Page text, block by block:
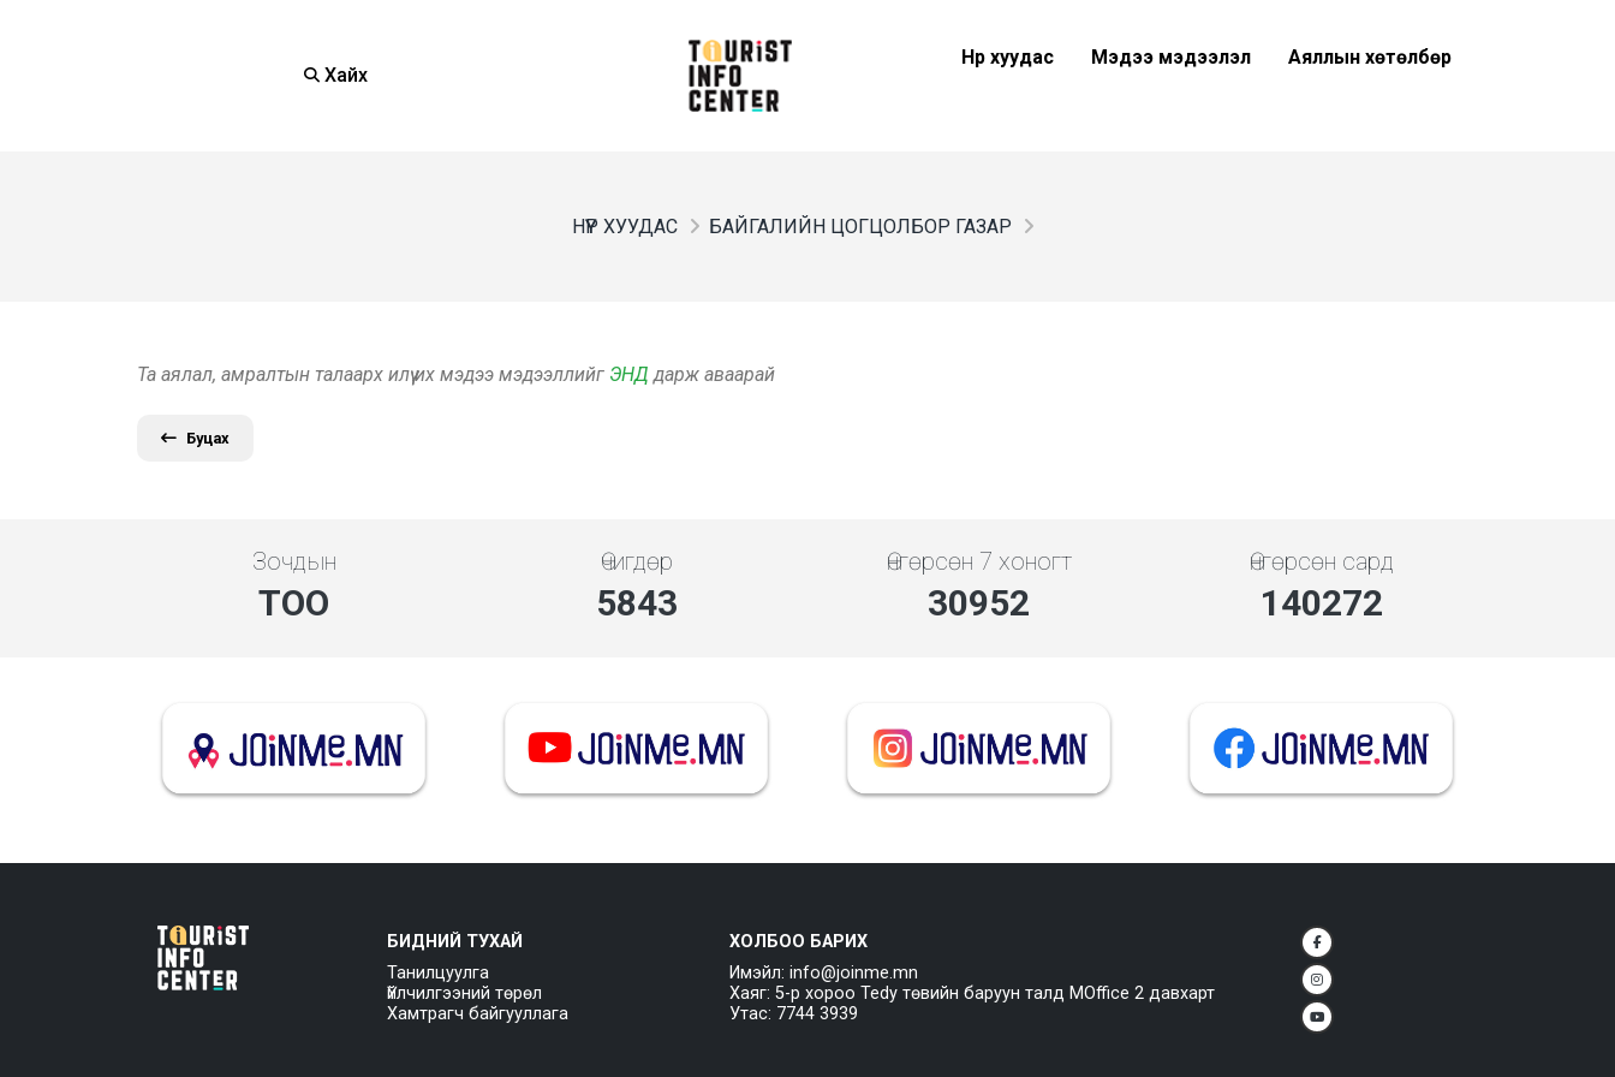
Хайх
Нүүр хуудас Мэдээ мэдээлэл Аяллын хөтөлбөр
НҮҮР ХУУДАС БАЙГАЛИЙН ЦОГЦОЛБОР ГАЗАР
Та аялал, амралтын талаарх илүү их мэдээ мэдээллийг ЭНД дарж аваарай
Буцах
Зочдын
ТОО
Өчигдөр
5843
Өнгөрсөн 7 хоногт
30952
Өнгөрсөн сард
140272
БИДНИЙ ТУХАЙ
Танилцуулга
Үйлчилгээний төрөл
Хамтрагч байгууллага
ХОЛБОО БАРИХ
Имэйл: info@joinme.mn
Хаяг: 5-р хороо Tedy төвийн баруун талд MOffice 2 давхарт
Утас: 7744 3939